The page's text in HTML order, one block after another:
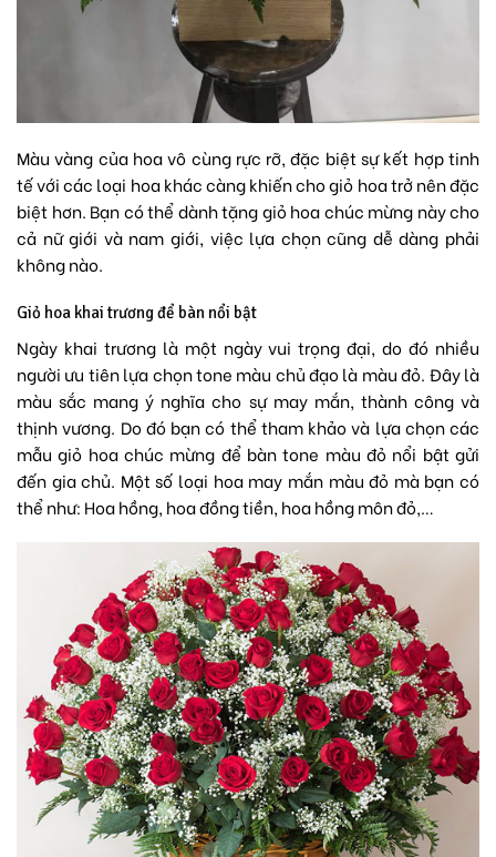
Màu vàng của hoa vô cùng rực rỡ, đặc biệt sự kết hợp tinh
tế với các loại hoa khác càng khiến cho giỏ hoa trở nên đặc
biệt hơn. Bạn có thể dành tặng giỏ hoa chúc mừng này cho
cả nữ giới và nam giới, việc lựa chọn cũng dễ dàng phải
không nào.
Giỏ hoa khai trương để bàn nổi bật
Ngày khai trương là một ngày vui trọng đại, do đó nhiều
người ưu tiên lựa chọn tone màu chủ đạo là màu đỏ. Đây là
màu sắc mang ý nghĩa cho sự may mắn, thành công và
thịnh vương. Do đó bạn có thể tham khảo và lựa chọn các
mẫu giỏ hoa chúc mừng để bàn tone màu đỏ nổi bật gửi
đến gia chủ. Một số loại hoa may mắn màu đỏ mà bạn có
thể như: Hoa hồng, hoa đồng tiền, hoa hồng môn đỏ,…